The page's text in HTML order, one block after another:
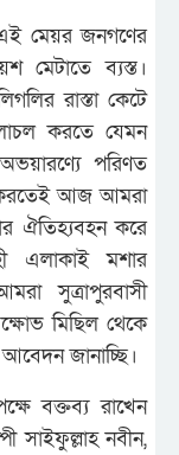
এই মেয়র জনগণের
মেটাতে ব্যস্ত।
রাস্তা কেটে
করতে যেমন
পরিণত
করতেই আজ আমরা
ঐতিহ্যবহন করে
এলাকাই মশার
সুত্রাপুরবাসী
মিছিল থেকে
জানাচ্ছি।
বক্তব্য রাখেন
সাইফুল্লাহ নবীন,